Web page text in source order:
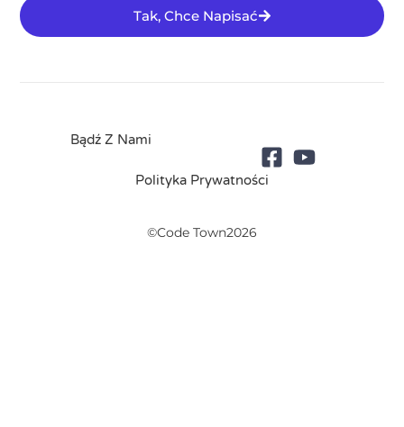
Tak, Chce Napisać
Bądź Z Nami
Polityka Prywatności
©Code Town2026